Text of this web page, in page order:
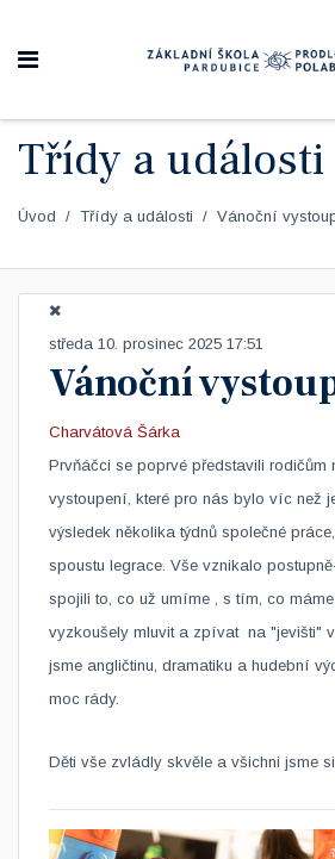
Třídy a události
Úvod Třídy a události Vánoční
středa 10. prosinec 2025 17:51
Vánoční
Charvátová Šárka
​Prvňáčci se poprvé představili rodičům
vystoupení, které pro nás bylo víc než
výsledek několika týdnů společné
spoustu legrace. Vše vznikalo
spojili to, co už umíme , s tím, co
vyzkoušely mluvit a zpívat na "jevišti"
jsme angličtinu, dramatiku a hudební
moc rády.
Děti vše zvládly skvěle a všichni jsme